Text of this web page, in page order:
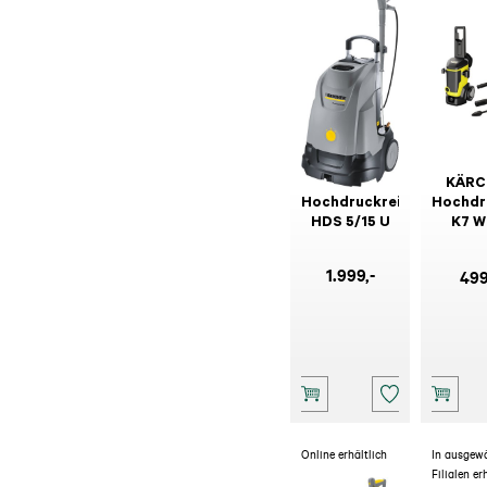
KÄRCHER
Hochdruckreiniger
HDS 5/15 U
1.999,-
K7
Online erhältlich
In
Filialen